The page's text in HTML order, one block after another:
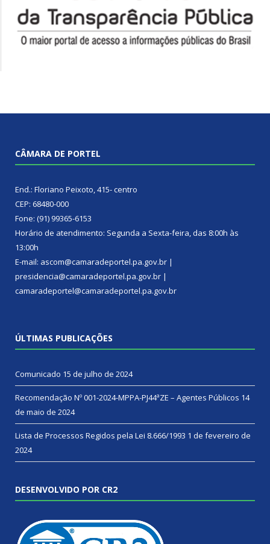
CÂMARA DE PORTEL
End.: Floriano Peixoto, 415- centro
CEP: 68480-000
Fone: (91) 99365-6153
Horário de atendimento: Segunda a Sexta-feira, das 8:00h às
13:00h
E-mail: ascom@camaradeportel.pa.gov.br |
presidencia@camaradeportel.pa.gov.br |
camaradeportel@camaradeportel.pa.gov.br
ÚLTIMAS PUBLICAÇÕES
Comunicado 15 de julho de 2024
Recomendação Nº 001-2024-MPPA-PJ44ªZE – Agentes Públicos 14
de maio de 2024
Lista de Processos Regidos pela Lei 8.666/1993 1 de fevereiro de
2024
DESENVOLVIDO POR CR2